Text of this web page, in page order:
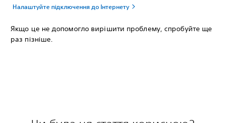
Налаштуйте підключення до Інтернету
Якщо це не допомогло вирішити проблему, спробуйте ще
раз пізніше.